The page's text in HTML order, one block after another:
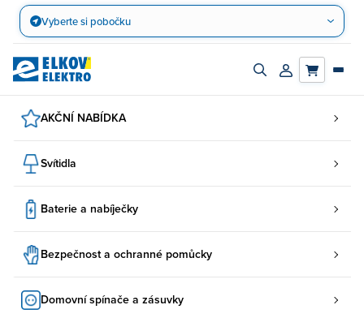
Přejít
obsah
Vyberte si pobočku
Zapnout/vypnout
Přihlásit/
AKČNÍ NABÍDKA
Svítidla
Baterie a nabíječky
Bezpečnost a ochranné pomůcky
Domovní spínače a zásuvky